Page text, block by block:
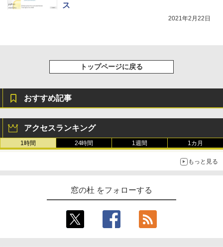
ス
2021年2月22日
トップページに戻る
おすすめ記事
アクセスランキング
1時間 24時間 1週間 1カ月
もっと見る
窓の杜 をフォローする